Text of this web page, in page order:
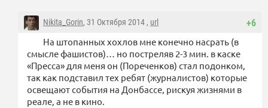
+6
Nikita_Gorin, 31 Октября 2014 , url
На штопанных хохлов мне конечно насрать (в
смысле фашистов)… но постреляв 2-3 мин. в каске
«Пресса» для меня он (Пореченков) стал подонком,
так как подставил тех ребят (журналистов) которые
освещают события на Донбассе, рискуя жизнями в
реале, а не в кино.